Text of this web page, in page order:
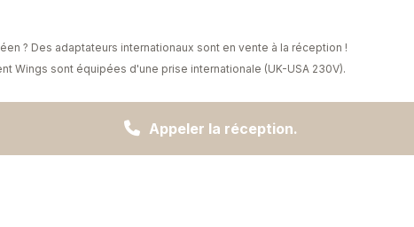
? Des adaptateurs internationaux sont en vente à la réception !
Wings sont équipées d'une prise internationale (UK-USA 230V).
 Appeler la réception.